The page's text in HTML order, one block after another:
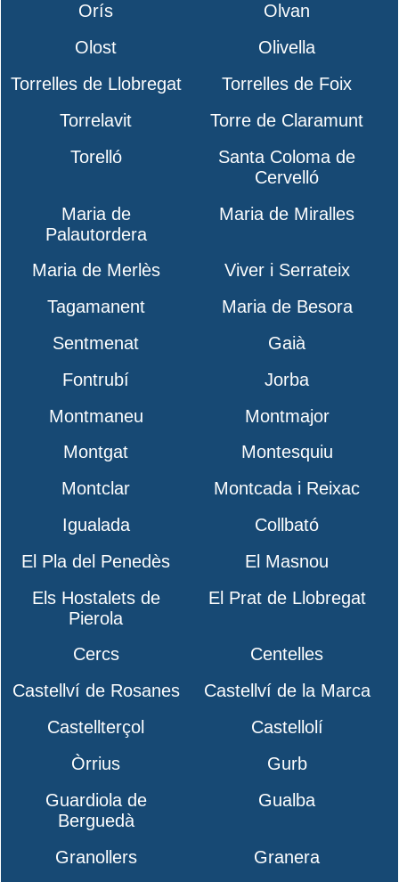
Orís
Olvan
Olost
Olivella
Torrelles de Llobregat
Torrelles de Foix
Torrelavit
Torre de Claramunt
Torelló
Santa Coloma de
Cervelló
Maria de
Palautordera
Maria de Miralles
Maria de Merlès
Viver i Serrateix
Tagamanent
Maria de Besora
Sentmenat
Gaià
Fontrubí
Jorba
Montmaneu
Montmajor
Montgat
Montesquiu
Montclar
Montcada i Reixac
Igualada
Collbató
El Pla del Penedès
El Masnou
Els Hostalets de
Pierola
El Prat de Llobregat
Cercs
Centelles
Castellví de Rosanes
Castellví de la Marca
Castellterçol
Castellolí
Òrrius
Gurb
Guardiola de
Berguedà
Gualba
Granollers
Granera